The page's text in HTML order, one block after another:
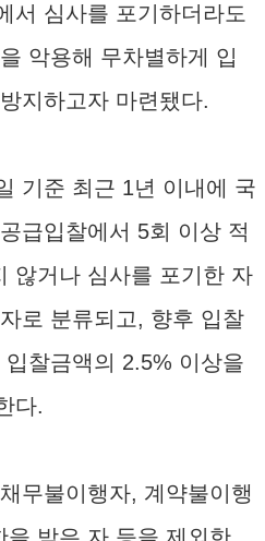
서 심사를 포기하더라도
악용해 무차별하게 입
지하고자 마련됐다.
기준 최근 1년 이내에 국
급입찰에서 5회 이상 적
않거나 심사를 포기한 자
로 분류되고, 향후 입찰
찰금액의 2.5% 이상을
다.
무불이행자, 계약불이행